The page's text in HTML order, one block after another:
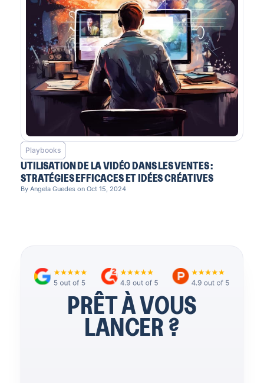
Playbooks
UTILISATION DE LA VIDÉO DANS LES VENTES :
STRATÉGIES EFFICACES ET IDÉES CRÉATIVES
By Angela Guedes on Oct 15, 2024
PRÊT À VOUS
LANCER ?